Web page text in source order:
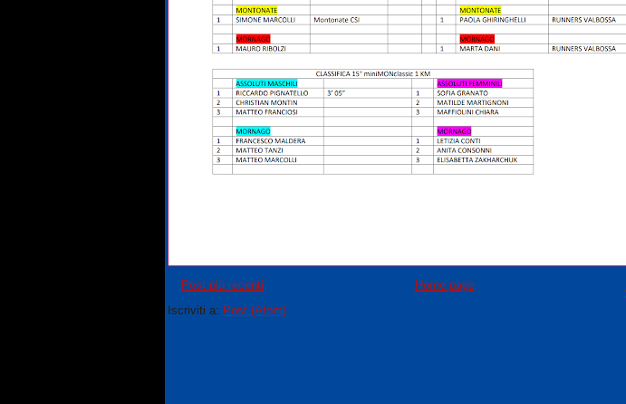
Post più recenti
Home page
Iscriviti a: Post (Atom)